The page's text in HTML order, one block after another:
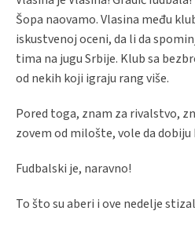
Šopa naovamo. Vlasina među
iskustvenoj oceni, da li da
tima na jugu Srbije. Klub sa
od nekih koji igraju rang više.
Pored toga, znam za rivalstvo,
zovem od milošte, vole da dobiju
Fudbalski je, naravno!
To što su aberi i ove nedelje